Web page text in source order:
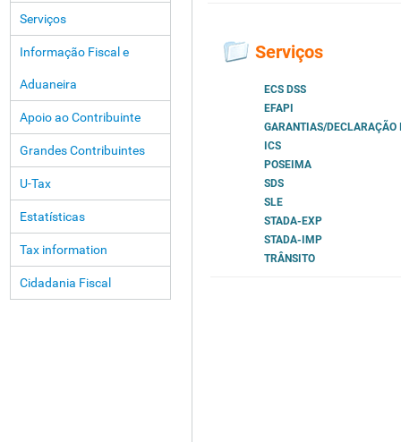
Serviços
Informação Fiscal e
Aduaneira
Apoio ao Contribuinte
Grandes Contribuintes
U-Tax
Estatísticas
Tax information
Cidadania Fiscal
Serviços
ECS DSS
EFAPI
GARANTIAS/DECLARAÇÃO
ICS
POSEIMA
SDS
SLE
STADA-EXP
STADA-IMP
TRÂNSITO